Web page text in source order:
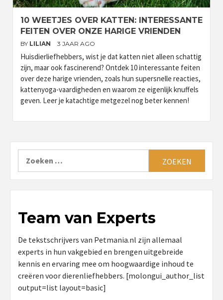
10 WEETJES OVER KATTEN: INTERESSANTE
FEITEN OVER ONZE HARIGE VRIENDEN
BY LILIAN 3 JAAR AGO
Huisdierliefhebbers, wist je dat katten niet alleen schattig
zijn, maar ook fascinerend? Ontdek 10 interessante feiten
over deze harige vrienden, zoals hun supersnelle reacties,
kattenyoga-vaardigheden en waarom ze eigenlijk knuffels
geven. Leer je katachtige metgezel nog beter kennen!
Team van Experts
De tekstschrijvers van Petmania.nl zijn allemaal
experts in hun vakgebied en brengen uitgebreide
kennis en ervaring mee om hoogwaardige inhoud te
creëren voor dierenliefhebbers. [molongui_author_list
output=list layout=basic]